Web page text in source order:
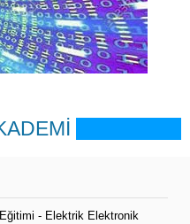
- Elektrik Elektronik